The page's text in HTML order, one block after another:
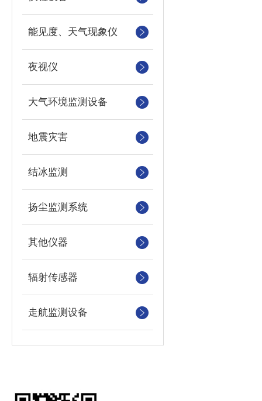
能见度、天气现象仪
夜视仪
大气环境监测设备
地震灾害
结冰监测
扬尘监测系统
其他仪器
辐射传感器
走航监测设备